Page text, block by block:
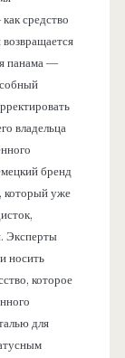
средство
панама —
владельца
бренд
уже
Эксперты
носить
которое
для